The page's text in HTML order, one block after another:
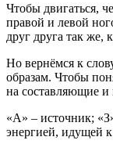
Чтобы двигаться,
правой и левой
друг друга так же,
Но вернёмся к
образам. Чтобы
на составляющие и
«А» – источник;
энергией, идущей